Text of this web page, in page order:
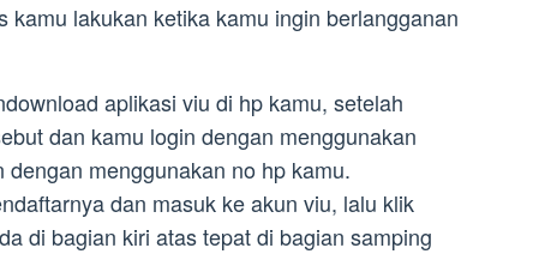
kamu lakukan ketika kamu ingin berlangganan
aplikasi viu di hp kamu, setelah
dan kamu login dengan menggunakan
dengan menggunakan no hp kamu.
dan masuk ke akun viu, lalu klik
di bagian kiri atas tepat di bagian samping